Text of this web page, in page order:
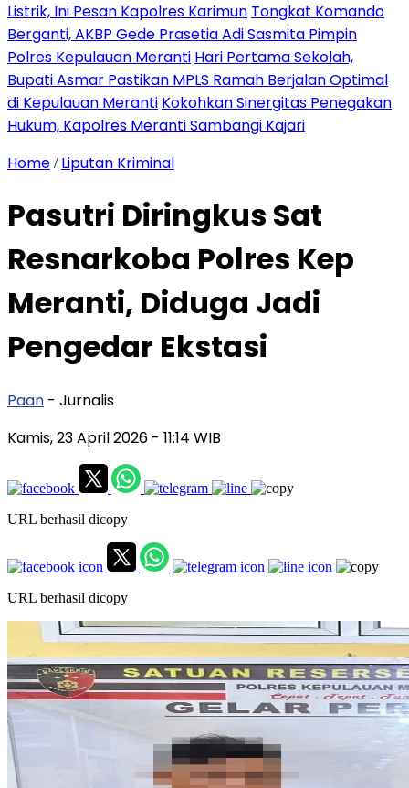
Listrik, Ini Pesan Kapolres Karimun Tongkat Komando
Berganti, AKBP Gede Prasetia Adi Sasmita Pimpin
Polres Kepulauan Meranti Hari Pertama Sekolah,
Bupati Asmar Pastikan MPLS Ramah Berjalan Optimal
di Kepulauan Meranti Kokohkan Sinergitas Penegakan
Hukum, Kapolres Meranti Sambangi Kajari
Home / Liputan Kriminal
Pasutri Diringkus Sat
Resnarkoba Polres Kep
Meranti, Diduga Jadi
Pengedar Ekstasi
Paan - Jurnalis
Kamis, 23 April 2026 - 11:14 WIB
URL berhasil dicopy
URL berhasil dicopy